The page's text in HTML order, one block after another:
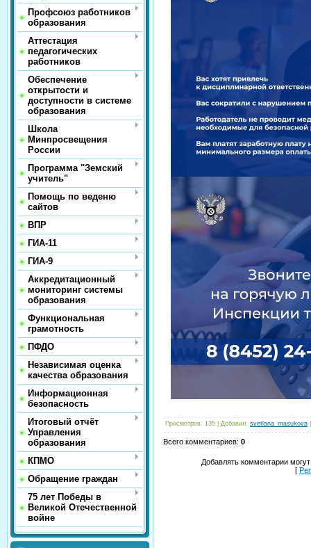
Профсоюз работников
образования
Аттестация
педагогических
работников
Обеспечение
открытости и
доступности в системе
образования
Школа
Минпросвещения
России
Программа "Земский
учитель"
Помощь по веденю
сайтов
ВПР
ГИА-11
ГИА-9
Аккредитационный
мониторинг системы
образования
Функциональная
грамотность
ПФДО
Независимая оценка
качества образования
Информационная
безопасность
Итоговый отчёт
Управления
образования
КПМО
Обращение граждан
75 лет Победы в
Великой Отечественной
войне
Просмотров: 135 Добавил: svetlana_masukova
Всего комментариев: 0
Добавлять комментарии
[